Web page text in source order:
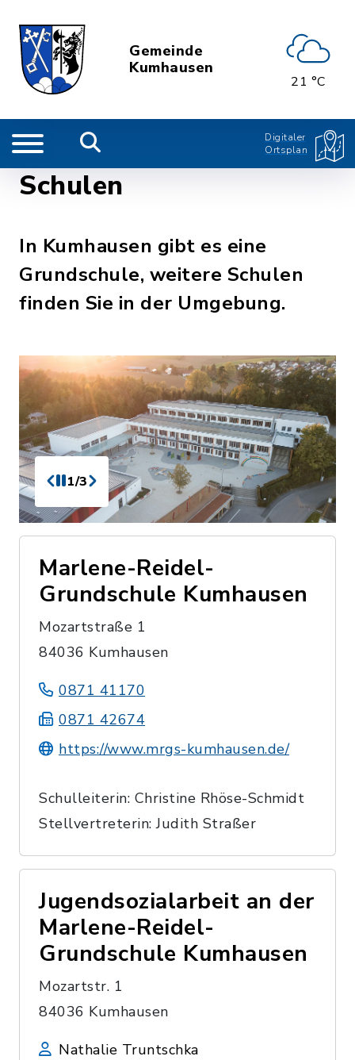
Gemeinde
Kumhausen
21 °C
Digitaler
Ortsplan
Schulen
In Kumhausen gibt es eine
Grundschule, weitere Schulen
finden Sie in der Umgebung.
1/3
Marlene-Reidel-
Grundschule Kumhausen
Mozartstraße 1
84036 Kumhausen
0871 41170
0871 42674
https://www.mrgs-kumhausen.de/
Schulleiterin: Christine Rhöse-Schmidt
Stellvertreterin: Judith Straßer
Jugendsozialarbeit an der
Marlene-Reidel-
Grundschule Kumhausen
Mozartstr. 1
84036 Kumhausen
Nathalie Truntschka